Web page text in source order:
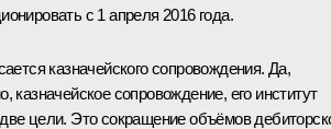
с 1 апреля 2016 года.
казначейского сопровождения. Да,
казначейское сопровождение, его институт
цели. Это сокращение объёмов